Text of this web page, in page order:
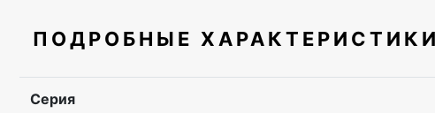
ПОДРОБНЫЕ ХАРАКТЕРИСТИКИ
Серия